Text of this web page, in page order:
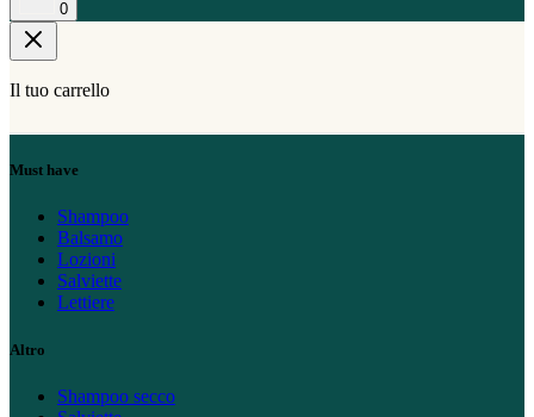
0
Il tuo carrello
Must have
Shampoo
Balsamo
Lozioni
Salviette
Lettiere
Altro
Shampoo secco